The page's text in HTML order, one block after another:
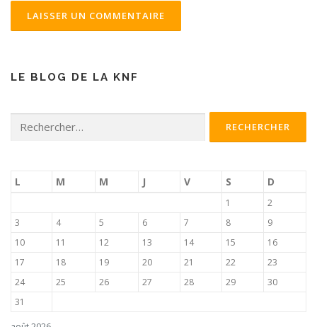
LE BLOG DE LA KNF
L M M J V S D
1
2
3
4 5 6 7 8
9
10
11 12 13 14 15
16
17
18 19 20 21 22
23
24
25 26 27 28 29
30
31